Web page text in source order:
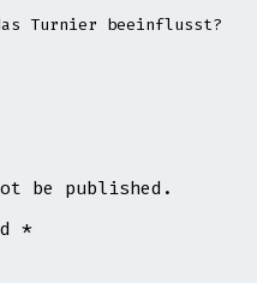
Turnier beeinflusst?
be published.
*